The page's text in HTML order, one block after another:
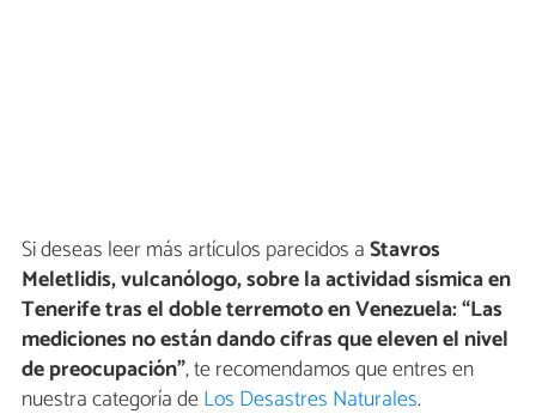
Si deseas leer más artículos parecidos aStavros
Meletlidis, vulcanólogo, sobre la actividad sísmica en
Tenerife tras el doble terremoto en Venezuela: “Las
mediciones no están dando cifras que eleven el nivel
de preocupación”, te recomendamos que entres en
nuestra categoría deLos Desastres Naturales.